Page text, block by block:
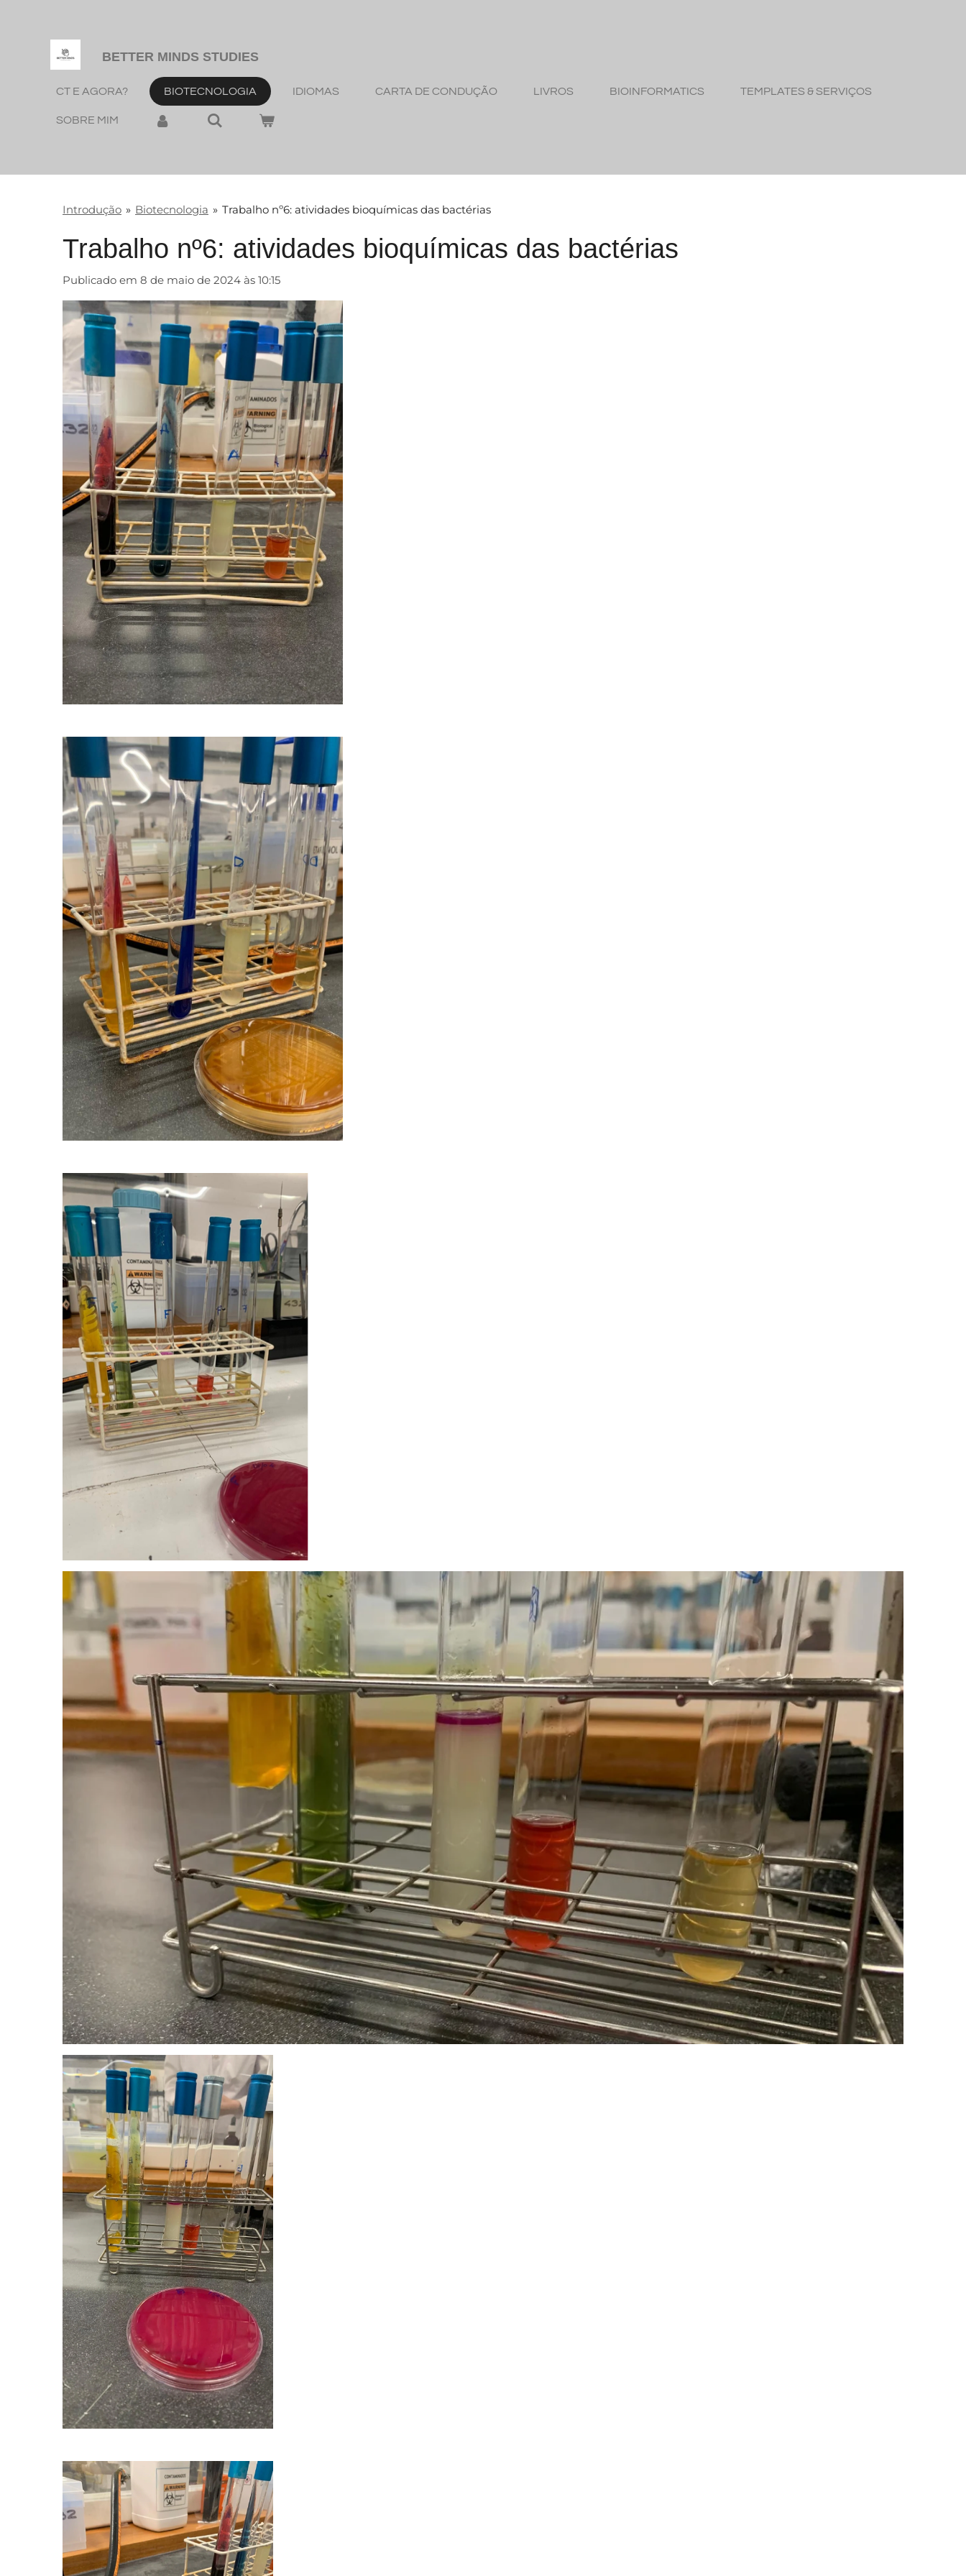
BETTER MINDS STUDIES
CT E AGORA? BIOTECNOLOGIA IDIOMAS CARTA DE CONDUÇÃO LIVROS BIOINFORMATICS TEMPLATES & SERVIÇOS
SOBRE MIM
Introdução » Biotecnologia » Trabalho nº6: atividades bioquímicas das bactérias
Trabalho nº6: atividades bioquímicas das bactérias
Publicado em 8 de maio de 2024 às 10:15